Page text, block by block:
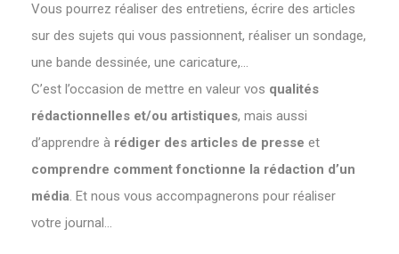
Vous pourrez réaliser des entretiens, écrire des articles
sur des sujets qui vous passionnent, réaliser un sondage,
une bande dessinée, une caricature,…
C’est l’occasion de mettre en valeur vos qualités
rédactionnelles et/ou artistiques, mais aussi
d’apprendre à rédiger des articles de presse et
comprendre comment fonctionne la rédaction d’un
média. Et nous vous accompagnerons pour réaliser
votre journal…